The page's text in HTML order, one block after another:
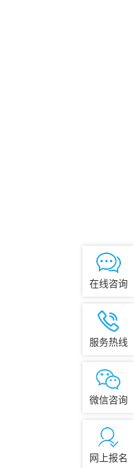
在线咨询
服务热线
微信咨询
网上报名